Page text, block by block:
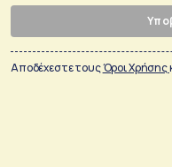
Αποδέχεστε τουςΌροι Χρήσης